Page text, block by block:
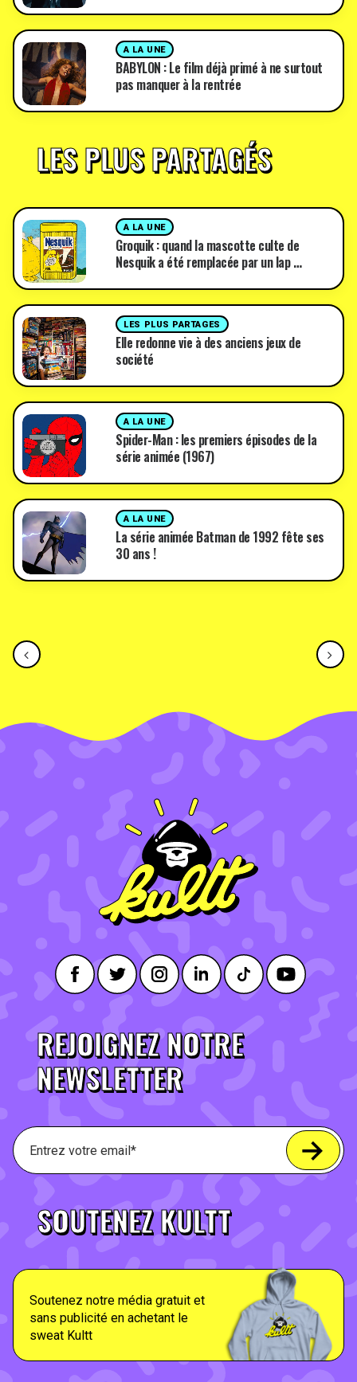
A LA UNE
BABYLON : Le film déjà primé à ne surtout
pas manquer à la rentrée
LES PLUS PARTAGÉS
A LA UNE
Groquik : quand la mascotte culte de
Nesquik a été remplacée par un lap …
LES PLUS PARTAGES
Elle redonne vie à des anciens jeux de
société
A LA UNE
Spider-Man : les premiers épisodes de la
série animée (1967)
A LA UNE
La série animée Batman de 1992 fête ses
30 ans !
REJOIGNEZ NOTRE
NEWSLETTER
SOUTENEZ KULTT
Soutenez notre média gratuit et
sans publicité en achetant le
sweat Kultt